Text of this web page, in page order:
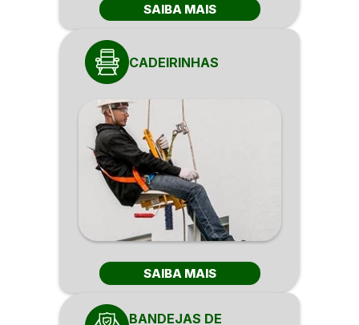
SAIBA MAIS
CADEIRINHAS
SAIBA MAIS
BANDEJAS DE